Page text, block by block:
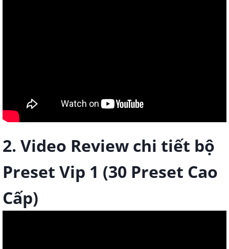
2. Video Review chi tiết bộ
Preset Vip 1 (30 Preset Cao
Cấp)